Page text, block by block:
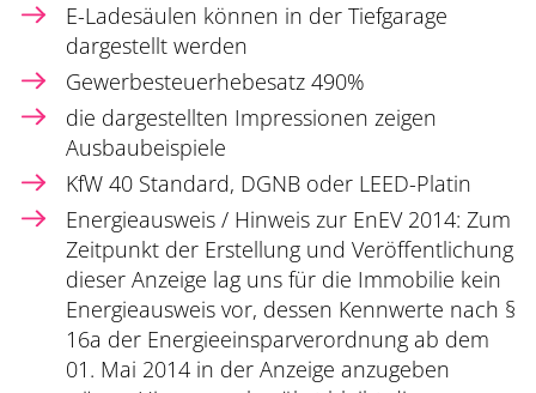
E-Ladesäulen können in der Tiefgarage
dargestellt werden
Gewerbesteuerhebesatz 490%
die dargestellten Impressionen zeigen
Ausbaubeispiele
KfW 40 Standard, DGNB oder LEED-Platin
Energieausweis / Hinweis zur EnEV 2014: Zum
Zeitpunkt der Erstellung und Veröffentlichung
dieser Anzeige lag uns für die Immobilie kein
Energieausweis vor, dessen Kennwerte nach §
16a der Energieeinsparverordnung ab dem
01. Mai 2014 in der Anzeige anzugeben